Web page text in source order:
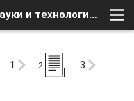
Новости 3D (2) - Новости науки и технологий - Наука и технологии - Форум о Спутниковом Телевидении
1 2 3